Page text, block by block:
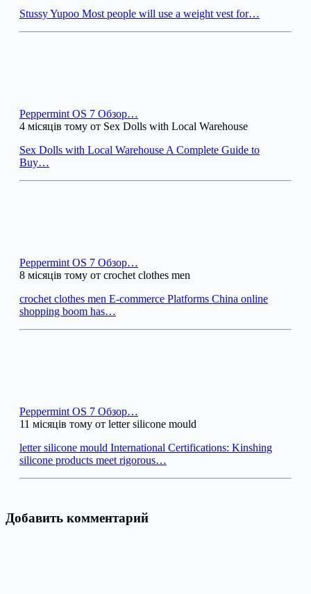
Stussy Yupoo Most people will use a weight vest for…
Peppermint OS 7 Обзор…
4 місяців тому от Sex Dolls with Local Warehouse
Sex Dolls with Local Warehouse A Complete Guide to
Buy…
Peppermint OS 7 Обзор…
8 місяців тому от crochet clothes men
crochet clothes men E-commerce Platforms China online
shopping boom has…
Peppermint OS 7 Обзор…
11 місяців тому от letter silicone mould
letter silicone mould International Certifications: Kinshing
silicone products meet rigorous…
Добавить комментарий